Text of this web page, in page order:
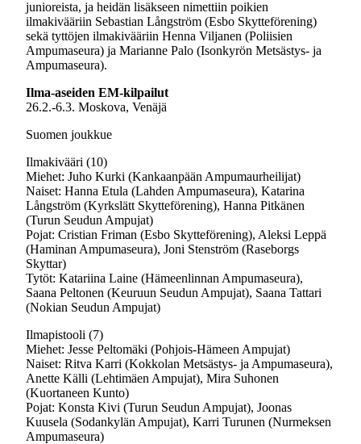
junioreista, ja heidän lisäkseen nimettiin poikien
ilmakivääriin Sebastian Långström (Esbo Skytteförening)
sekä tyttöjen ilmakivääriin Henna Viljanen (Poliisien
Ampumaseura) ja Marianne Palo (Isonkyrön Metsästys- ja
Ampumaseura).
Ilma-aseiden EM-kilpailut
26.2.-6.3. Moskova, Venäjä
Suomen joukkue
Ilmakivääri (10)
Miehet: Juho Kurki (Kankaanpään Ampumaurheilijat)
Naiset: Hanna Etula (Lahden Ampumaseura), Katarina
Långström (Kyrkslätt Skytteförening), Hanna Pitkänen
(Turun Seudun Ampujat)
Pojat: Cristian Friman (Esbo Skytteförening), Aleksi Leppä
(Haminan Ampumaseura), Joni Stenström (Raseborgs
Skyttar)
Tytöt: Katariina Laine (Hämeenlinnan Ampumaseura),
Saana Peltonen (Keuruun Seudun Ampujat), Saana Tattari
(Nokian Seudun Ampujat)
Ilmapistooli (7)
Miehet: Jesse Peltomäki (Pohjois-Hämeen Ampujat)
Naiset: Ritva Karri (Kokkolan Metsästys- ja Ampumaseura),
Anette Källi (Lehtimäen Ampujat), Mira Suhonen
(Kuortaneen Kunto)
Pojat: Konsta Kivi (Turun Seudun Ampujat), Joonas
Kuusela (Sodankylän Ampujat), Karri Turunen (Nurmeksen
Ampumaseura)